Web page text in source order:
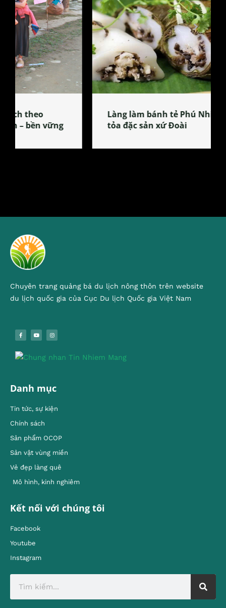
Làng làm bánh tẻ Phú Nhi – nơi lan
tỏa đặc sản xứ Đoài
Chuyên trang quảng bá du lịch nông thôn trên website
du lịch quốc gia của Cục Du lịch Quốc gia Việt Nam
Danh mục
Tin tức, sự kiện
Chính sách
Sản phẩm OCOP
Sản vật vùng miền
Vẻ đẹp làng quê
Mô hình, kinh nghiêm
Kết nối với chúng tôi
Facebook
Youtube
Instagram